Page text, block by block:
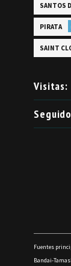
SANTOS
PIRATA
SAINT
Visitas:
Fuentes
Bandai-